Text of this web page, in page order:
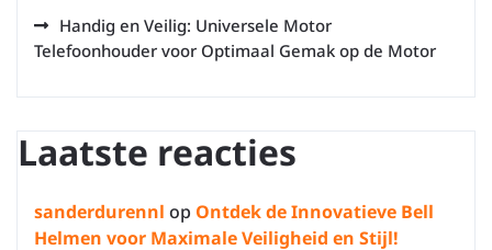
Handig en Veilig: Universele Motor
Telefoonhouder voor Optimaal Gemak op de Motor
Laatste reacties
sanderdurennl op Ontdek de Innovatieve Bell
Helmen voor Maximale Veiligheid en Stijl!